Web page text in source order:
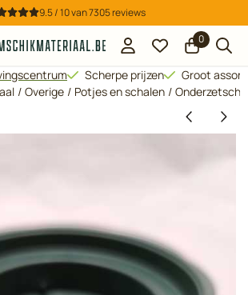
beschikbaar. Kies instellingen of sta
9.5 / 10van7305reviews
0
Scherpe prijzen
Groot
/ Overige / Potjes en schalen /